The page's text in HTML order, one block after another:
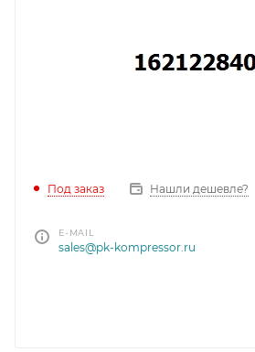
Под заказ Нашли дешевле?
E-MAIL
sales@pk-kompressor.ru